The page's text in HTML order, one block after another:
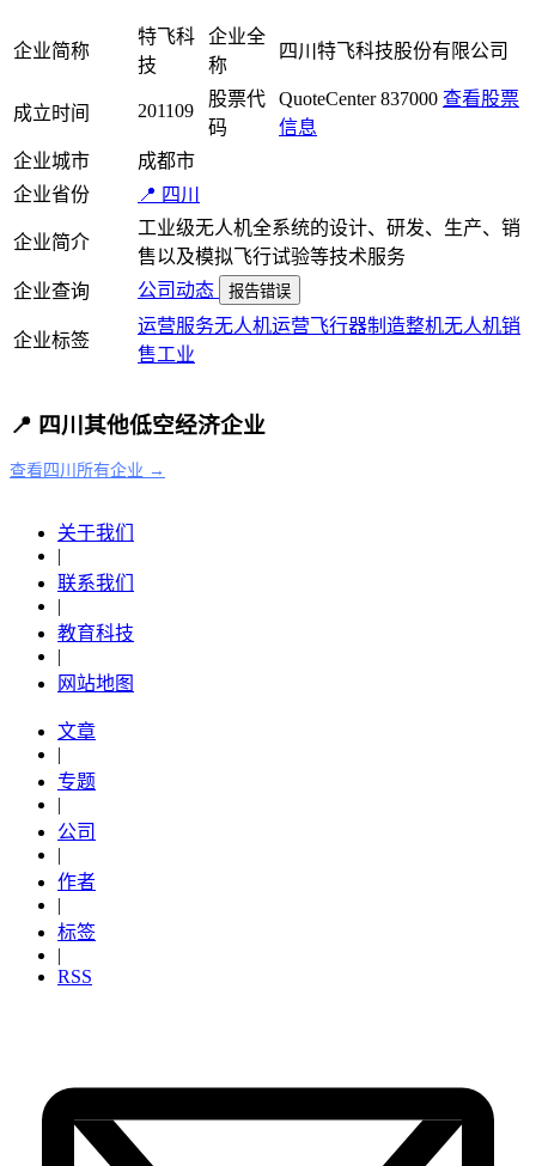
企业简称
特飞科
技
企业全
称
四川特飞科技股份有限公司
成立时间 201109
股票代
码
QuoteCenter 837000 查看股票
信息
企业城市
成都市
企业省份
📍 四川
企业简介
工业级无人机全系统的设计、研发、生产、销
售以及模拟飞行试验等技术服务
企业查询
公司动态 报告错误
企业标签
运营服务无人机运营飞行器制造整机无人机销
售工业
📍 四川其他低空经济企业
查看四川所有企业 →
关于我们
|
联系我们
|
教育科技
|
网站地图
文章
|
专题
|
公司
|
作者
|
标签
|
RSS